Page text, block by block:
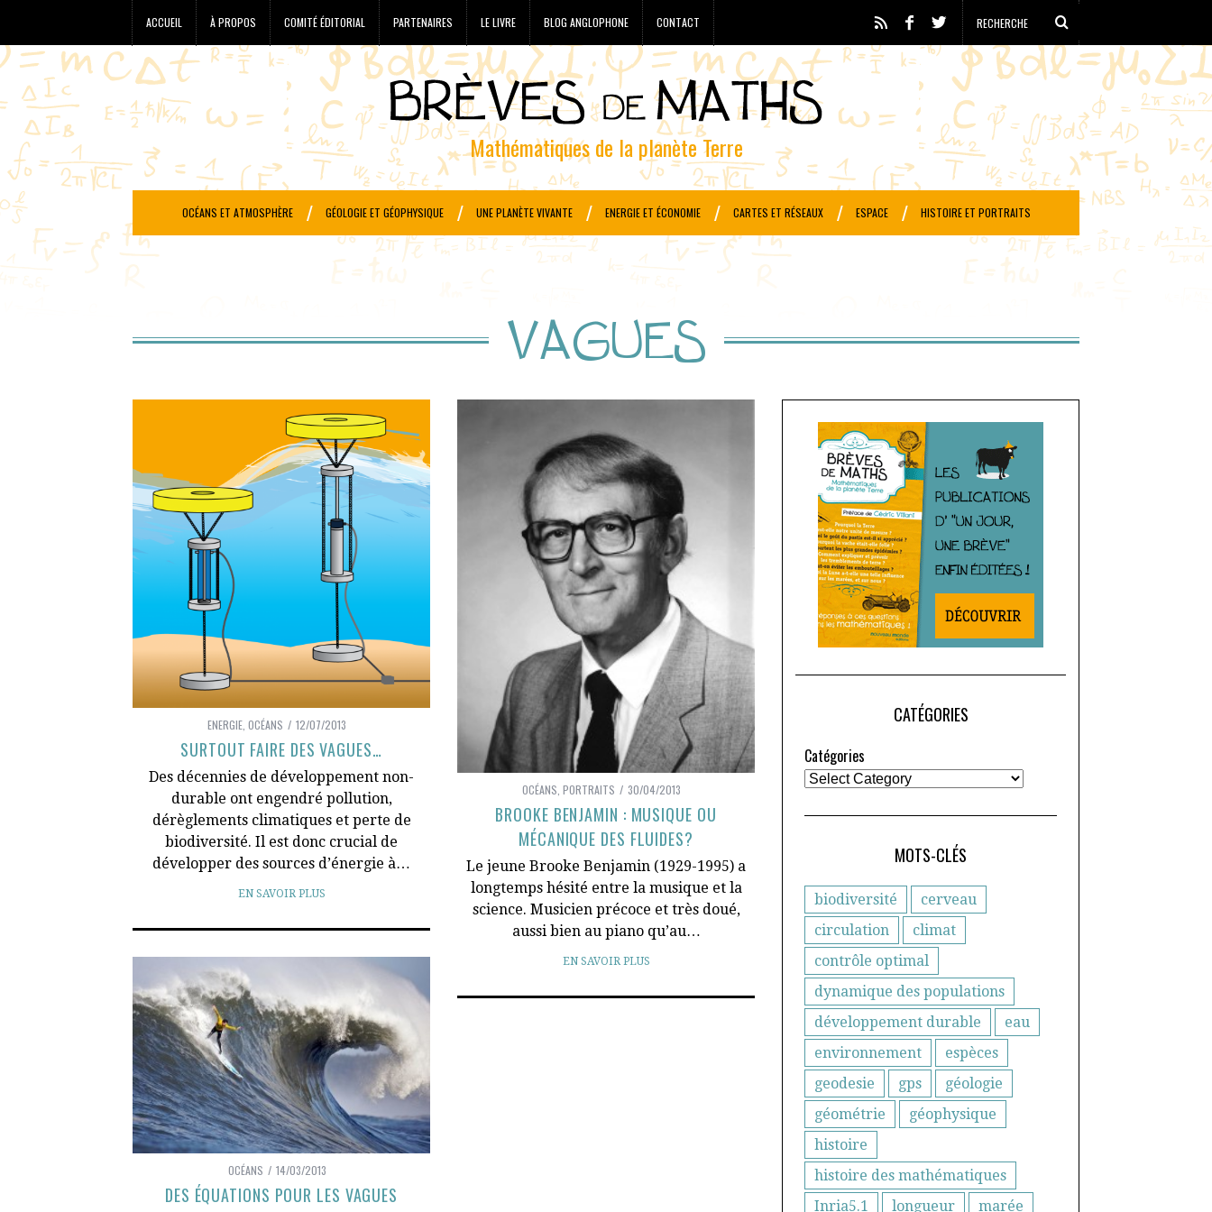
ACCUEIL À PROPOS COMITÉ ÉDITORIAL PARTENAIRES LE LIVRE BLOG ANGLOPHONE CONTACT
Mathématiques de la planète Terre
OCÉANS ET ATMOSPHÈRE GÉOLOGIE ET GÉOPHYSIQUE UNE PLANÈTE VIVANTE ENERGIE ET ÉCONOMIE CARTES ET RÉSEAUX ESPACE HISTOIRE ET PORTRAITS
VAGUES
ENERGIE OCÉANS 12/07/2013
SURTOUT FAIRE DES VAGUES…
Des décennies de développement non-
durable ont engendré pollution,
dérèglements climatiques et perte de
biodiversité. Il est donc crucial de
développer des sources d’énergie à…
EN SAVOIR PLUS
OCÉANS PORTRAITS 30/04/2013
BROOKE BENJAMIN : MUSIQUE OU
MÉCANIQUE DES FLUIDES?
Le jeune Brooke Benjamin (1929-1995) a
longtemps hésité entre la musique et la
science. Musicien précoce et très doué,
aussi bien au piano qu’au…
EN SAVOIR PLUS
OCÉANS 14/03/2013
DES ÉQUATIONS POUR LES VAGUES
CATÉGORIES
Catégories
MOTS-CLÉS
biodiversité
cerveau
circulation
climat
contrôle optimal
dynamique des populations
développement durable
eau
environnement
espèces
geodesie
gps
géologie
géométrie
géophysique
histoire
histoire des mathématiques
Inria5.1
longueur
marée